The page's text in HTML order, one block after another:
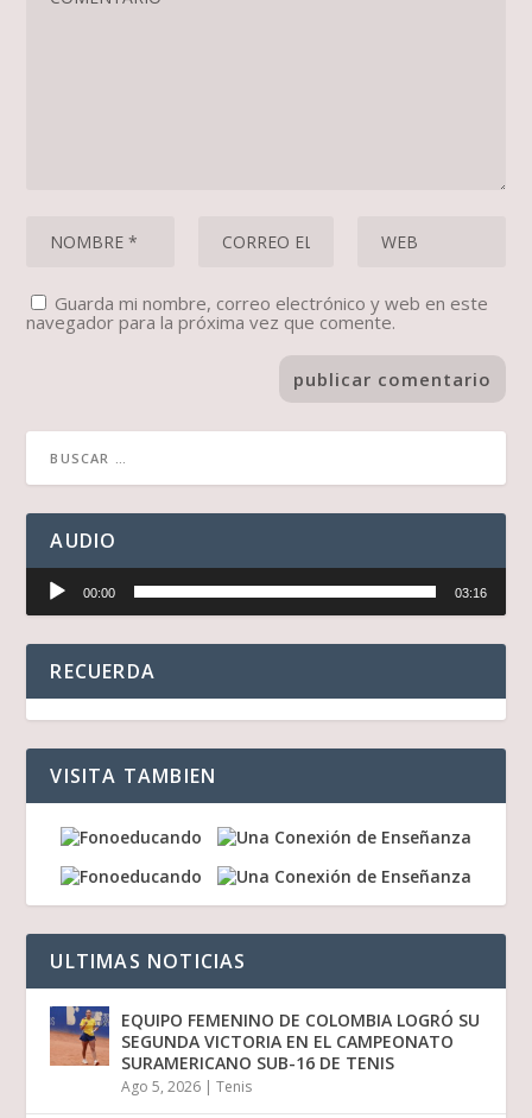
Guarda mi nombre, correo electrónico y web en este
navegador para la próxima vez que comente.
AUDIO
Reproductor
audio
00:00 03:16
RECUERDA
VISITA TAMBIEN
ULTIMAS NOTICIAS
EQUIPO FEMENINO DE COLOMBIA LOGRÓ SU
SEGUNDA VICTORIA EN EL CAMPEONATO
SURAMERICANO SUB-16 DE TENIS
Ago 5, 2026 |Tenis